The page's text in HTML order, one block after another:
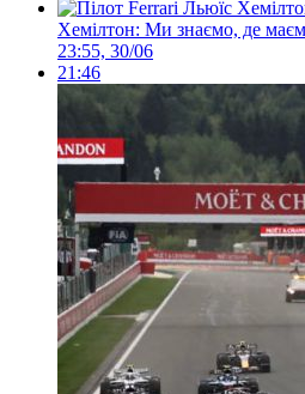
Хемілтон: Ми знаємо, де
23:55, 30/06
21:46